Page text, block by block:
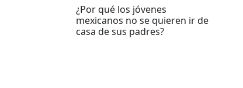
¿Por qué los jóvenes
mexicanos no se quieren ir de
casa de sus padres?